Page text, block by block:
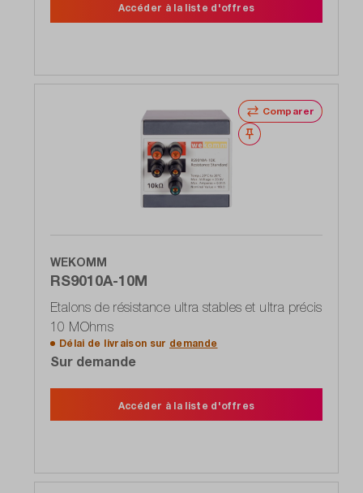
Accéder à la liste d'offres
Comparer
Noter
WEKOMM
RS9010A-10M
Etalons de résistance ultra stables et ultra précis
10 MOhms
Délai de livraison sur demande
Sur demande
Accéder à la liste d'offres